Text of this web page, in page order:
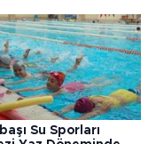
Su Sporları